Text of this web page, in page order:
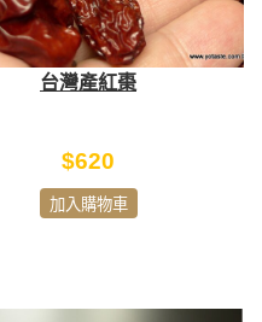
台灣產紅棗
$620
加入購物車